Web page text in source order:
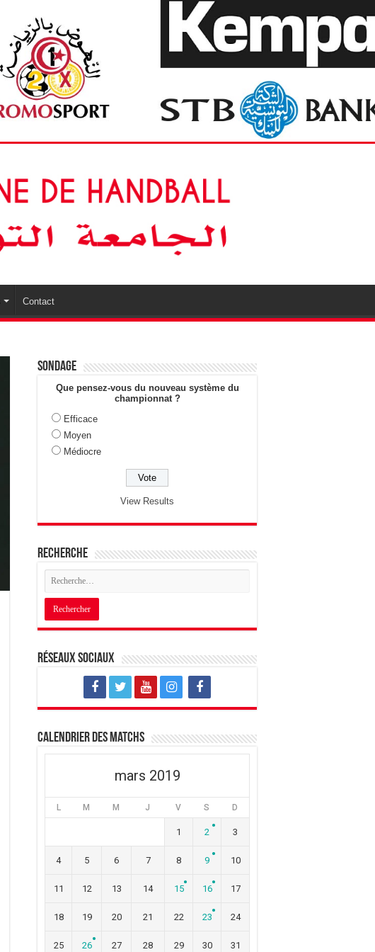
Contact
Sondage
Que pensez-vous du nouveau système du
championnat ?
Efficace
Moyen
Médiocre
View Results
Recherche
Réseaux sociaux
Calendrier des matchs
mars 2019
L M M J V S D
1 2 3
4 5 6 7 8 9 10
11 12 13 14 15 16 17
18 19 20 21 22 23 24
25 26 27 28 29 30 31